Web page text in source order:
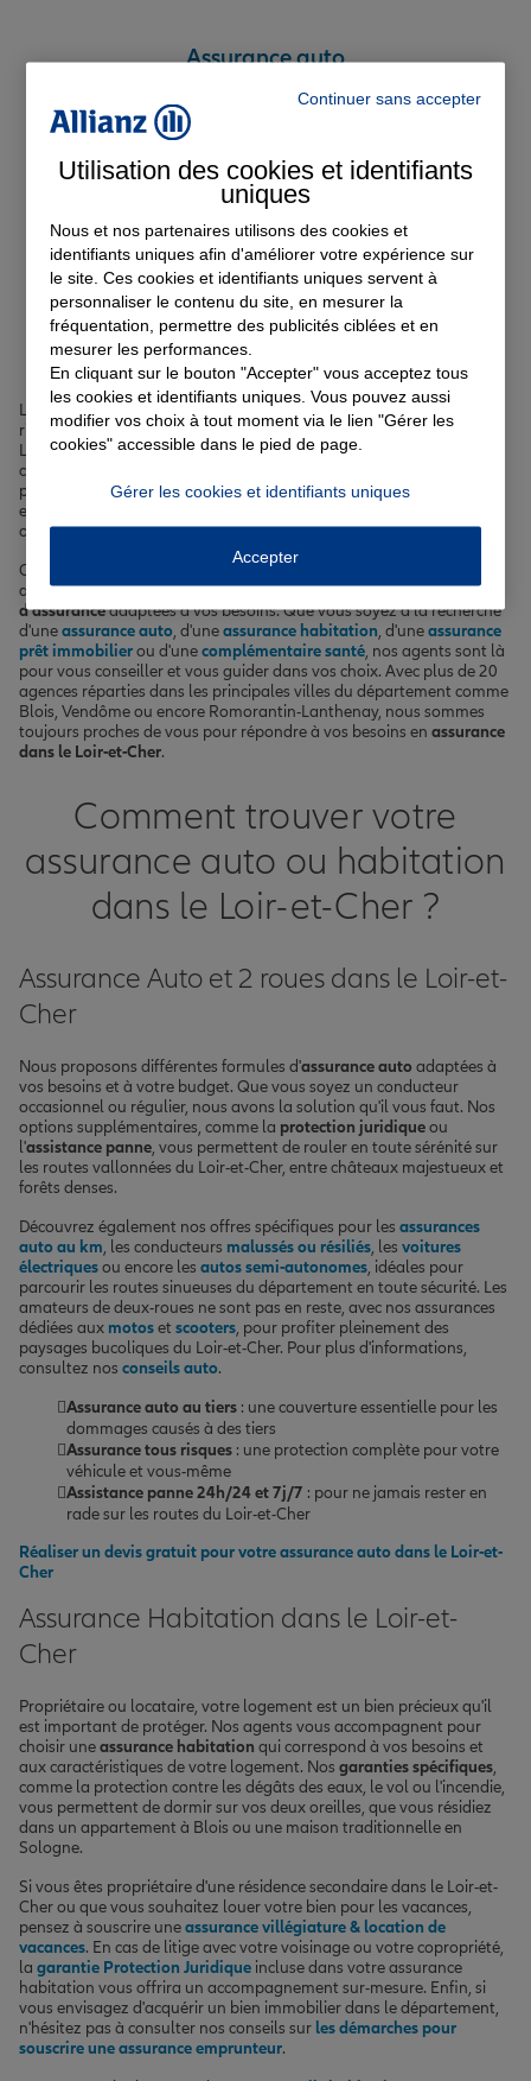
Assurance auto
Devis Assurance Auto
Nos offres d'assurance dans
le Loir-et-Cher
Le Loir-et-Cher, département du Centre-Val de Loire, est un territoire
riche en histoire et en patrimoine. Situé au cœur des châteaux de la
Loire, il abrite des joyaux comme lechâteau de Chambord
château de Cheverny ou encore le château de Blois. Avec ses
paysages vallonnés, ses forêts denses comme la forêt de Boulogne
et ses rivières sinueuses telles que le Loir et le Cher, le département
offre un cadre de vie agréable à ses quelque 333 000 habitants.
Chez Allianz, nous sommes présents dans le Loir-et-Cher pour vous
accompagner au quotidien et vous proposer dessolutions
d'assuranceadaptées à vos besoins. Que vous soyez à la recherche
d'uneassurance auto, d'uneassurance habitation, d'uneassurance
prêt immobilierou d'unecomplémentaire santé, nos agents sont là
pour vous conseiller et vous guider dans vos choix. Avec plus de 20
agences réparties dans les principales villes du département comme
Blois, Vendôme ou encore Romorantin-Lanthenay, nous sommes
toujours proches de vous pour répondre à vos besoins en assurance
dans le Loir-et-Cher.
Comment trouver votre
assurance auto ou habitation
dans le Loir-et-Cher ?
Assurance Auto et 2 roues dans le Loir-et-
Cher
Nous proposons différentes formules d'assurance auto adaptées à
vos besoins et à votre budget. Que vous soyez un conducteur
occasionnel ou régulier, nous avons la solution qu'il vous faut. Nos
options supplémentaires, comme la protection juridiqueou
l'assistance panne, vous permettent de rouler en toute sérénité sur
les routes vallonnées du Loir-et-Cher, entre châteaux majestueux et
forêts denses.
Découvrez également nos offres spécifiques pour les assurances
auto au km, les conducteurs malussés ou résiliés, les voitures
électriquesou encore les autos semi-autonomes, idéales pour
parcourir les routes sinueuses du département en toute sécurité. Les
amateurs de deux-roues ne sont pas en reste, avec nos assurances
dédiées aux motoset scooters, pour profiter pleinement des
paysages bucoliques du Loir-et-Cher. Pour plus d'informations,
consultez nos conseils auto.
Assurance auto au tiers : une couverture essentielle pour les
dommages causés à des tiers
Assurance tous risques : une protection complète pour votre
véhicule et vous-même
Assistance panne 24h/24 et 7j/7 : pour ne jamais rester en
rade sur les routes du Loir-et-Cher
Réaliser un devis gratuit pour votre assurance auto dans le Loir-et-
Cher
Assurance Habitation dans le Loir-et-
Cher
Propriétaire ou locataire, votre logement est un bien précieux qu'il
est important de protéger. Nos agents vous accompagnent pour
choisir uneassurance habitation qui correspond à vos besoins et
aux caractéristiques de votre logement. Nos garanties spécifiques,
comme la protection contre les dégâts des eaux, le vol ou l'incendie,
vous permettent de dormir sur vos deux oreilles, que vous résidiez
dans un appartement à Blois ou une maison traditionnelle en
Sologne.
Si vous êtes propriétaire d'une résidence secondaire dans le Loir-et-
Cher ou que vous souhaitez louer votre bien pour les vacances,
pensez à souscrire uneassurance villégiature & location de
vacances. En cas de litige avec votre voisinage ou votre copropriété,
la garantie Protection Juridique incluse dans votre assurance
habitation vous offrira un accompagnement sur-mesure. Enfin, si
vous envisagez d'acquérir un bien immobilier dans le département,
n'hésitez pas à consulter nos conseils sur les démarches pour
souscrire une assurance emprunteur.
Continuer sans accepter
Utilisation des cookies et identifiants
uniques
Nous et nos partenaires utilisons des cookies et
identifiants uniques afin d'améliorer votre expérience sur
le site. Ces cookies et identifiants uniques servent à
personnaliser le contenu du site, en mesurer la
fréquentation, permettre des publicités ciblées et en
mesurer les performances.
En cliquant sur le bouton "Accepter" vous acceptez tous
les cookies et identifiants uniques. Vous pouvez aussi
modifier vos choix à tout moment via le lien "Gérer les
cookies" accessible dans le pied de page.
Gérer les cookies et identifiants uniques
Accepter